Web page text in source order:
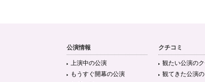
公演情報
上演中の公演
もうすぐ開幕の公演
クチコミ
観たい公演のク
観てきた公演の